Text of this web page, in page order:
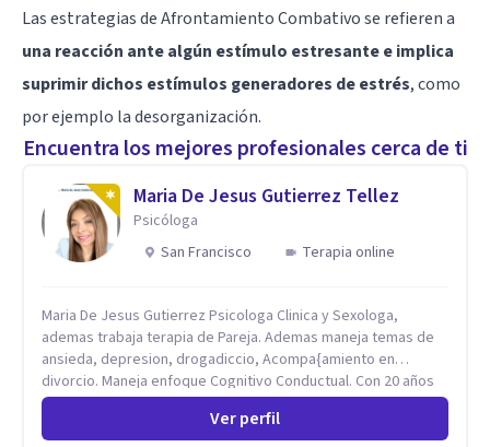
Las estrategias de Afrontamiento Combativo se refieren a
una reacción ante algún estímulo estresante e implica
suprimir dichos estímulos generadores de estrés, como
por ejemplo la desorganización.
Encuentra los mejores profesionales cerca de ti
Maria De Jesus Gutierrez Tellez
Psicóloga
San Francisco
Terapia online
Maria De Jesus Gutierrez Psicologa Clinica y Sexologa,
ademas trabaja terapia de Pareja. Ademas maneja temas de
ansieda, depresion, drogadiccio, Acompa{amiento en
divorcio. Maneja enfoque Cognitivo Conductual. Con 20 años
de experiencia, constantemente capacitandose en las
diferntes areas de la Salud Mental.
Ver perfil